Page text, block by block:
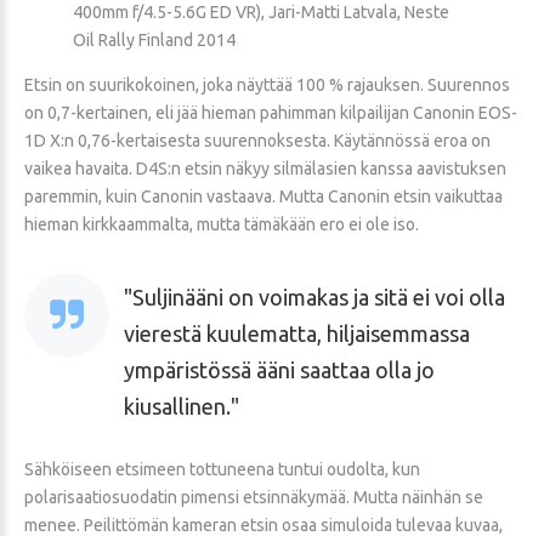
400mm f/4.5-5.6G ED VR), Jari-Matti Latvala, Neste
Oil Rally Finland 2014
Etsin on suurikokoinen, joka näyttää 100 % rajauksen. Suurennos
on 0,7-kertainen, eli jää hieman pahimman kilpailijan Canonin EOS-
1D X:n 0,76-kertaisesta suurennoksesta. Käytännössä eroa on
vaikea havaita. D4S:n etsin näkyy silmälasien kanssa aavistuksen
paremmin, kuin Canonin vastaava. Mutta Canonin etsin vaikuttaa
hieman kirkkaammalta, mutta tämäkään ero ei ole iso.
Suljinääni on voimakas ja sitä ei voi olla
vierestä kuulematta, hiljaisemmassa
ympäristössä ääni saattaa olla jo
kiusallinen.
Sähköiseen etsimeen tottuneena tuntui oudolta, kun
polarisaatiosuodatin pimensi etsinnäkymää. Mutta näinhän se
menee. Peilittömän kameran etsin osaa simuloida tulevaa kuvaa,